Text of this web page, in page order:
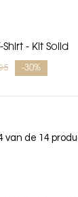
Shirt - Kit Solid
-30%
van de 14